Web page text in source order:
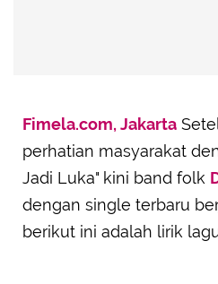
Fimela.com, Jakarta
perhatian masyarakat
Jadi Luka" kini band folk
dengan single terbaru
berikut ini adalah lirik